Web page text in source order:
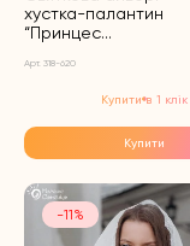
хустка-палантин
“Принцес...
Арт. 318-620
Купити в 1 клік
Купити
-11%